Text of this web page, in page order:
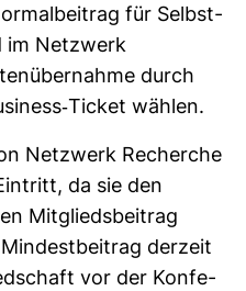
für Selbst­
im Netz­werk
durch
​Ticket wählen.
Netz­werk Recherche
da sie den
Mit­glieds­bei­trag
der­zeit
vor der Kon­fe­